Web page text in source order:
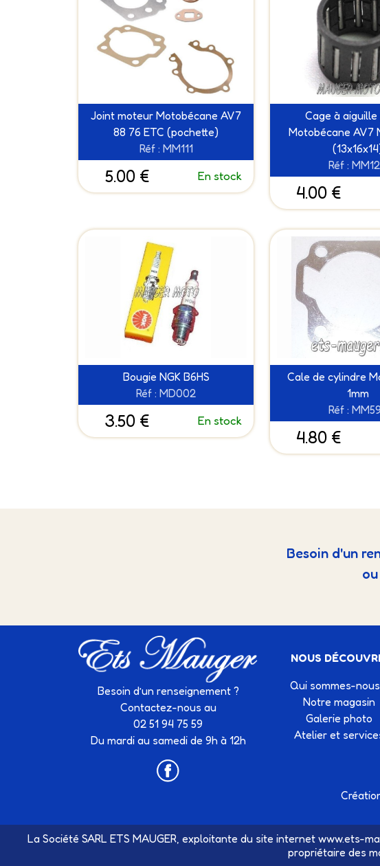
Joint moteur Motobécane AV7
88 76 ETC (pochette)
Réf : MM111
5.00 € En stock
Cage à
Motobécane AV7
Réf :
4.00 €
Bougie NGK B6HS
Réf : MD002
3.50 € En stock
Cale de cylindre
1mm
Réf :
4.80 €
Besoin d'un
Besoin d’un renseignement ?
Contactez-nous au
02 51 94 75 59
Du mardi au samedi de 9h à 12h
NOUS
Qui sommes-
Notre magasin
Galerie photo
Atelier et
La Société SARL ETS MAUGER, exploitante du site internet www.ets-
propriétaire des